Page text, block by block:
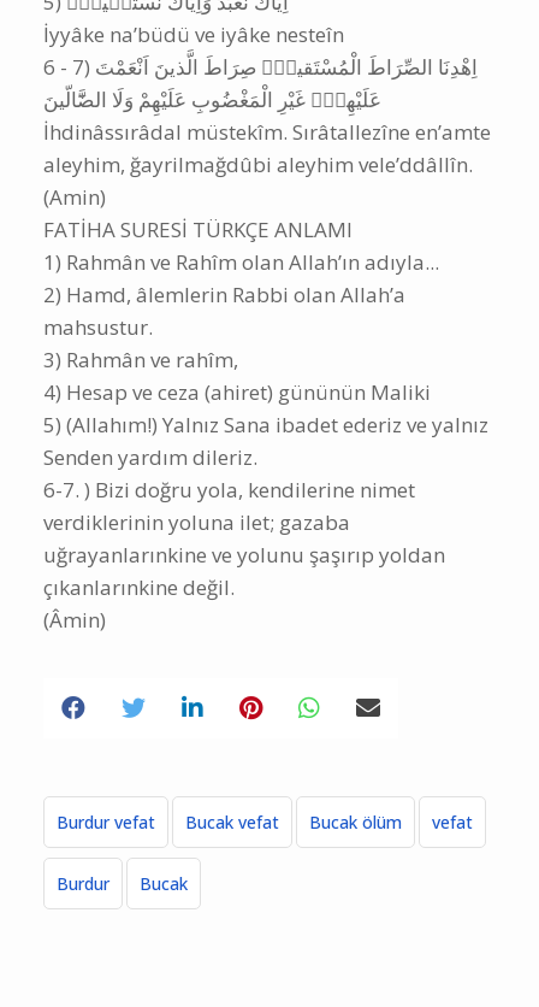
(Okunuşu)
‎1) بِسْمِ اللّٰهِ الرَّحْمٰنِ الرَّحيمِ
Bismillâhirrahmânirrahîm
‎2) اَلْحَمْدُ لِلّٰهِ رَبِّ الْـعَالَمينَۙ
el-Hamdü lillâhi Rabbi'l-âlemîn
‎3) اَلرَّحْمٰنِ الرَّحيمِۙ
er-Rahmânirrahîm
‎4) مَالِكِ يَوْمِ الدّ۪ينِۜ
Mâliki yevmiddîn
‎5) اِيَّاكَ نَعْبُدُ وَاِيَّاكَ نَسْتَع۪ينُۜ
İyyâke na’büdü ve iyâke nesteîn
‎6 - 7) اِهْدِنَا الصِّرَاطَ الْمُسْتَقيمَۙ صِرَاطَ الَّذينَ اَنْعَمْتَ
عَلَيْهِمْۙ غَيْرِ الْمَغْضُوبِ عَلَيْهِمْ وَلَا الضَّٓالّينَ
İhdinâssırâdal müstekîm. Sırâtallezîne en’amte
aleyhim, ğayrilmağdûbi aleyhim vele’ddâllîn.
(Amin)
FATİHA SURESİ TÜRKÇE ANLAMI
1) Rahmân ve Rahîm olan Allah’ın adıyla...
2) Hamd, âlemlerin Rabbi olan Allah’a
4) Hesap ve ceza (ahiret) gününün Maliki
6-7. ) Bizi doğru yola, kendilerine nimet
verdiklerinin yoluna ilet; gazaba
uğrayanlarınkine ve yolunu şaşırıp yoldan
çıkanlarınkine değil.